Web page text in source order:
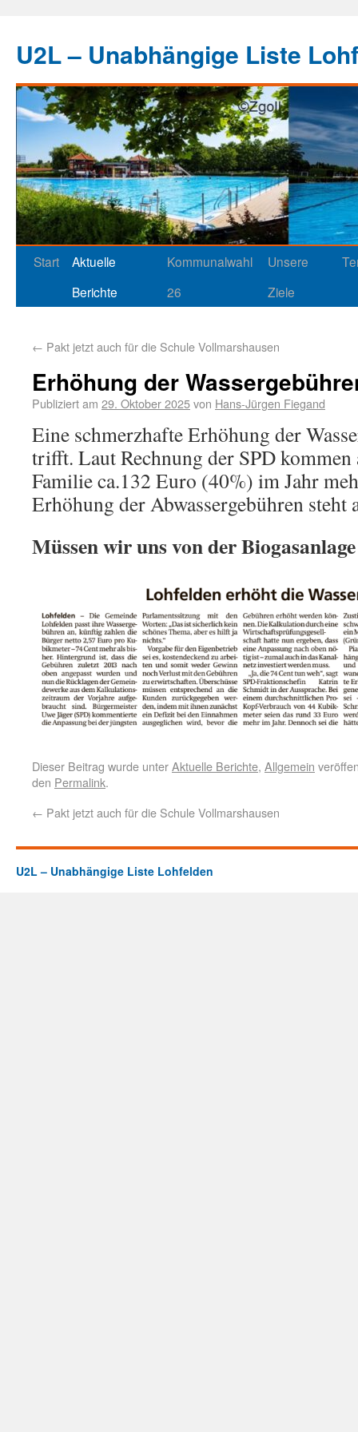
U2L – Unabhängige Liste
Start
Aktuelle
Berichte
Kommunalwahl
26
Unsere
Ziele
← Pakt jetzt auch für die Schule Vollmarshausen
Erhöhung der
Publiziert am 29. Oktober 2025von Hans-Jürgen Fiegand
Eine schmerzhafte Erhöhung der
trifft. Laut Rechnung der SPD
Familie ca.132 Euro (40%) im Jahr
Erhöhung der Abwassergebühren steht
Müssen wir uns von der
Dieser Beitrag wurde unterAktuelle Berichte, Allgemein
den Permalink.
← Pakt jetzt auch für die Schule Vollmarshausen
U2L – Unabhängige Liste Lohfelden